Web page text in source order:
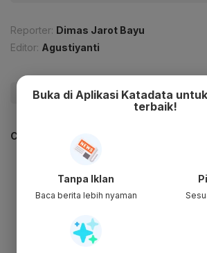
Reporter: Dimas Jarot Bayu
Editor: Agustiyanti
#DPR #Berita Terkini
CEK JUGA DATA INI
Buka di Aplikasi Katadata
terbaik!
Tanpa Iklan
Baca berita lebih nyaman